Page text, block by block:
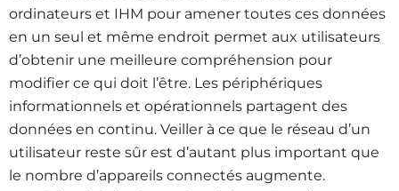
ordinateurs et IHM pour amener toutes ces données
en un seul et même endroit permet aux utilisateurs
d’obtenir une meilleure compréhension pour
modifier ce qui doit l’être. Les périphériques
informationnels et opérationnels partagent des
données en continu. Veiller à ce que le réseau d’un
utilisateur reste sûr est d’autant plus important que
le nombre d’appareils connectés augmente.